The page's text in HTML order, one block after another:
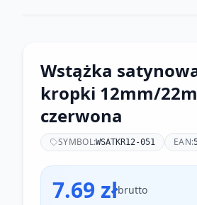
Wstążka
kropki 12mm/
czerwona
SYMBOL:WSATKR12-051 EAN:
7.69 złbrutto